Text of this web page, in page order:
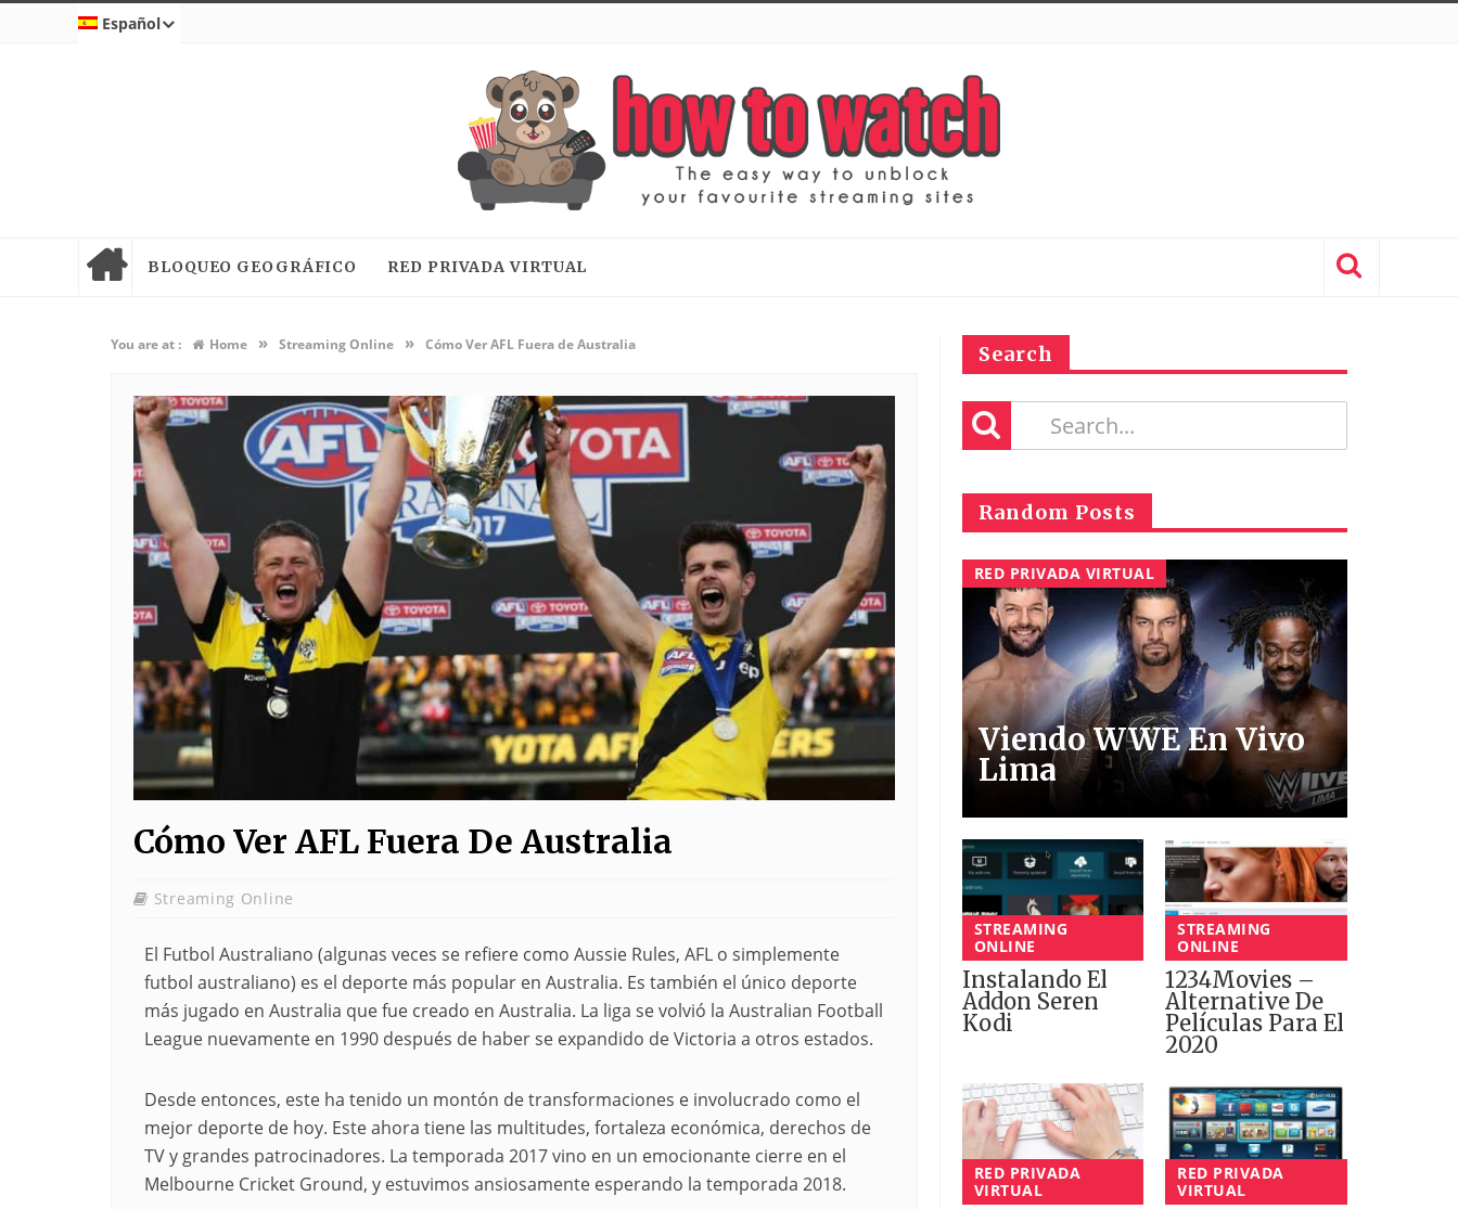
Español
BLOQUEO GEOGRÁFICO RED PRIVADA VIRTUAL
You are at : Home » Streaming Online » Cómo Ver AFL Fuera de Australia
Cómo Ver AFL Fuera De Australia
Streaming Online
El Futbol Australiano (algunas veces se refiere como Aussie Rules, AFL o simplemente
futbol australiano) es el deporte más popular en Australia. Es también el único deporte
más jugado en Australia que fue creado en Australia. La liga se volvió la Australian Football
League nuevamente en 1990 después de haber se expandido de Victoria a otros estados.
Desde entonces, este ha tenido un montón de transformaciones e involucrado como el
mejor deporte de hoy. Este ahora tiene las multitudes, fortaleza económica, derechos de
TV y grandes patrocinadores. La temporada 2017 vino en un emocionante cierre en el
Melbourne Cricket Ground, y estuvimos ansiosamente esperando la temporada 2018.
Search
Random Posts
RED PRIVADA VIRTUAL
Viendo WWE En Vivo
Lima
STREAMING
ONLINE
Instalando El
Addon Seren
Kodi
STREAMING
ONLINE
1234Movies –
Alternative De
Películas Para El
2020
RED PRIVADA
VIRTUAL
RED PRIVADA
VIRTUAL